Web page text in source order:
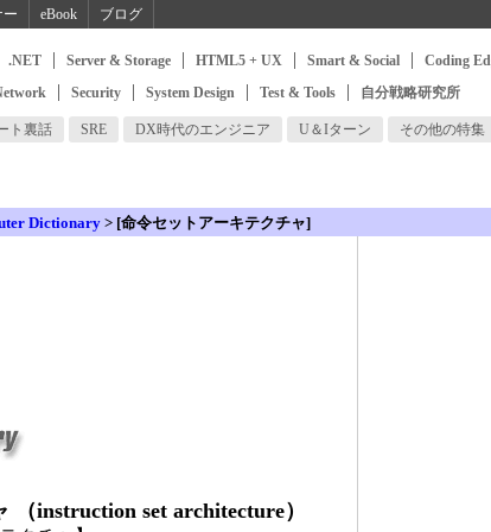
ー eBook ブログ
.NET Server & Storage HTML5 + UX Smart & Social Coding
Security System Design Test & Tools 自分戦略研究所
ト裏話 SRE DX時代のエンジニア U＆Iターン その他の特集
Dictionary > [命令セットアーキテクチャ]
instruction set architecture）